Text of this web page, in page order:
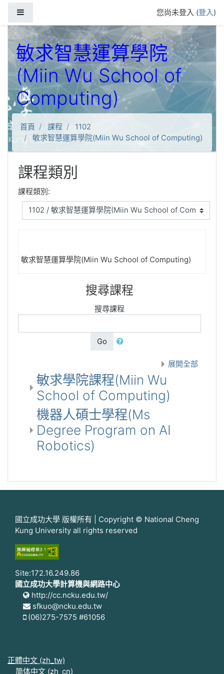
您尚未登入 (登入)
敏求智慧運算學院
(Miin Wu School of
Computing)
首頁 課程
1102
敏求智慧運算學院(Miin Wu School of Computing)
課程類別
課程類別:
敏求智慧運算學院(Miin Wu School of Computing)
搜尋課程
搜尋課程
Go
展開全部
敏求學院課程(Miin Wu
School of Computing)
機器人碩士學程(Ms
Degree Program on AI
Robotics)
國立成功大學 版權所有 | Copyright © National Cheng
Kung University all rights reserved
Site:172.16.249.86
國立成功大學計算機與網路中心
http://cc.ncku.edu.tw/
sfkuo@ncku.edu.tw
(06)275-7575 #61056
正體中文 ‎(zh_tw)‎
简体中文 ‎(zh_cn)‎